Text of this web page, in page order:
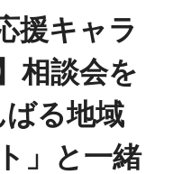
援キャラ
相談会を
ばる地域
」と一緒